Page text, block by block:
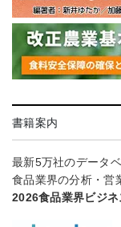
書籍案内
最新5万社のデータベ
食品業界の分析・営
2026食品業界ビジネ